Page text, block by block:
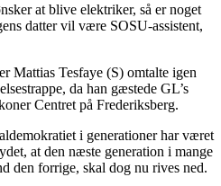
at blive elektriker, så er noget
datter vil være SOSU-assistent,
Mattias Tesfaye (S) omtalte igen
da han gæstede GL’s
Centret på Frederiksberg.
i generationer har været
at den næste generation i mange
den forrige, skal dog nu rives ned.